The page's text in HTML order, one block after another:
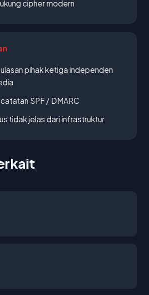
cipher modern
pihak ketiga independen
SPF / DMARC
tidak jelas dari infrastruktur